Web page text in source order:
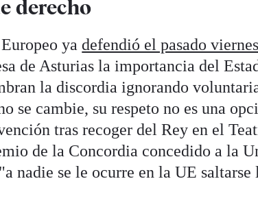
derecho
yadefendió el pasado viernes
de Asturias la importancia del
la discordia ignorando
se cambie, su respeto no es una
tras recoger del Rey en el
de la Concordia concedido a la
nadie se le ocurre en la UE saltarse